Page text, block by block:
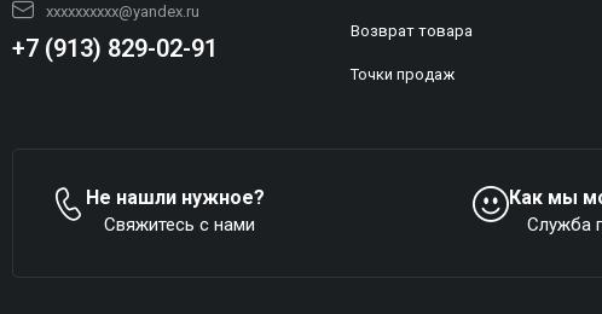
xxxxxxxxxx@yandex.ru
+7 (913) 829-02-91
Возврат товара
Точки продаж
Не нашли нужное?
Свяжитесь с нами
Как мы
Служба